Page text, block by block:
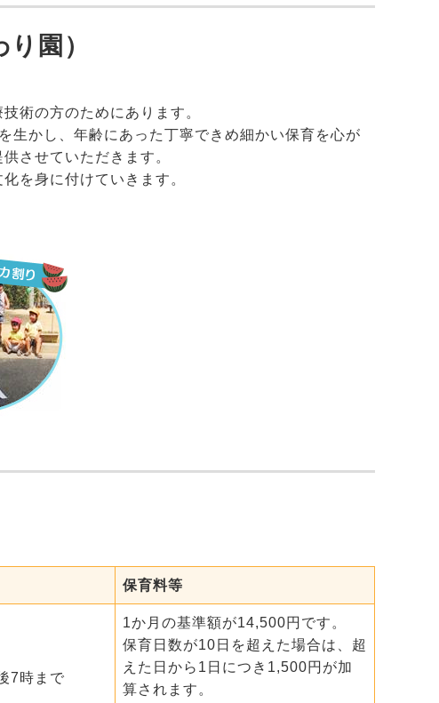
園）
術の方のためにあります。
生かし、年齢にあった丁寧できめ細かい保育を心が
させていただきます。
を身に付けていきます。
保育料等
7時まで
1か月の基準額が14,500円です。
保育日数が10日を超えた場合は、超
えた日から1日につき1,500円が加
算されます。